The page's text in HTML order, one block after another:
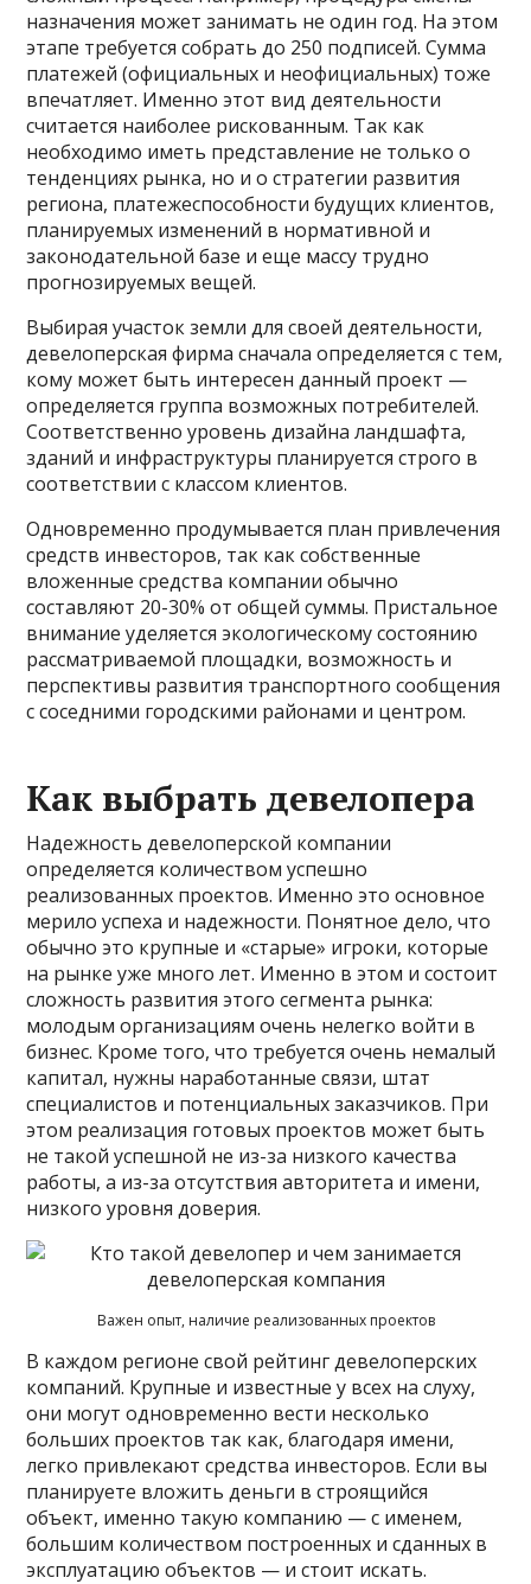
назначения может занимать не один год. На этом
этапе требуется собрать до 250 подписей. Сумма
платежей (официальных и неофициальных) тоже
впечатляет. Именно этот вид деятельности
считается наиболее рискованным. Так как
необходимо иметь представление не только о
тенденциях рынка, но и о стратегии развития
региона, платежеспособности будущих клиентов,
планируемых изменений в нормативной и
законодательной базе и еще массу трудно
прогнозируемых вещей.
Выбирая участок земли для своей деятельности,
девелоперская фирма сначала определяется с тем,
кому может быть интересен данный проект —
определяется группа возможных потребителей.
Соответственно уровень дизайна ландшафта,
зданий и инфраструктуры планируется строго в
соответствии с классом клиентов.
Одновременно продумывается план привлечения
средств инвесторов, так как собственные
вложенные средства компании обычно
составляют 20-30% от общей суммы. Пристальное
внимание уделяется экологическому состоянию
рассматриваемой площадки, возможность и
перспективы развития транспортного сообщения
с соседними городскими районами и центром.
Как выбрать девелопера
Надежность девелоперской компании
определяется количеством успешно
реализованных проектов. Именно это основное
мерило успеха и надежности. Понятное дело, что
обычно это крупные и «старые» игроки, которые
на рынке уже много лет. Именно в этом и состоит
сложность развития этого сегмента рынка:
молодым организациям очень нелегко войти в
бизнес. Кроме того, что требуется очень немалый
капитал, нужны наработанные связи, штат
специалистов и потенциальных заказчиков. При
этом реализация готовых проектов может быть
не такой успешной не из-за низкого качества
работы, а из-за отсутствия авторитета и имени,
низкого уровня доверия.
Важен опыт, наличие реализованных проектов
В каждом регионе свой рейтинг девелоперских
компаний. Крупные и известные у всех на слуху,
они могут одновременно вести несколько
больших проектов так как, благодаря имени,
легко привлекают средства инвесторов. Если вы
планируете вложить деньги в строящийся
объект, именно такую компанию — с именем,
большим количеством построенных и сданных в
эксплуатацию объектов — и стоит искать.